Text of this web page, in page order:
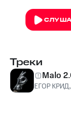
Треки
Malo
ЕГОР КРИД,